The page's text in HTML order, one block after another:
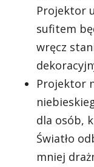
Projektor
sufitem
wręcz
Projektor
dla osób,
Światło
mniej